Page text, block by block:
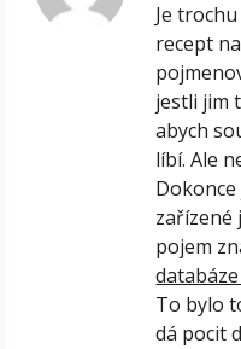
Je
recept
jestli jim
abych
líbí. Ale
zařízené
pojem
To bylo
dá pocit